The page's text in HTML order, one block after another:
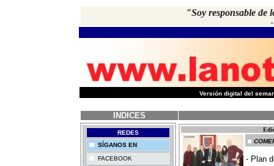
"Soy responsable de
-
Versión digital del
INDICES